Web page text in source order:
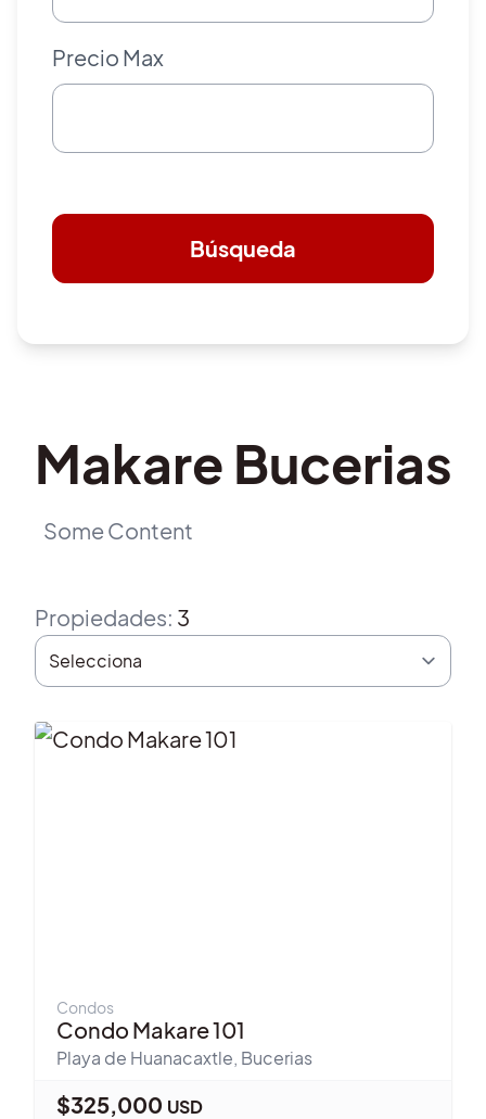
Precio Max
Búsqueda
Makare Bucerias
Some Content
Propiedades: 3
Condos
Condo Makare 101
Playa de Huanacaxtle, Bucerias
$325,000 USD